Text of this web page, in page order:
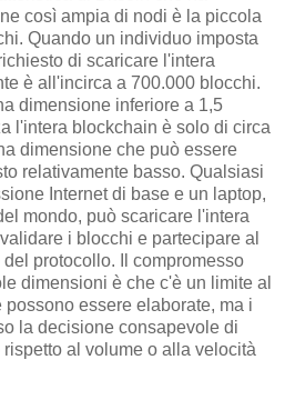
così ampia di nodi è la piccola
Quando un individuo imposta
di scaricare l'intera
è all'incirca a 700.000 blocchi.
dimensione inferiore a 1,5
l'intera blockchain è solo di circa
dimensione che può essere
relativamente basso. Qualsiasi
Internet di base e un laptop,
mondo, può scaricare l'intera
i blocchi e partecipare al
protocollo. Il compromesso
dimensioni è che c'è un limite al
essere elaborate, ma i
la decisione consapevole di
al volume o alla velocità